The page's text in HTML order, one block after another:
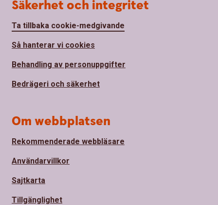
Säkerhet och integritet
Ta tillbaka cookie-medgivande
Så hanterar vi cookies
Behandling av personuppgifter
Bedrägeri och säkerhet
Om webbplatsen
Rekommenderade webbläsare
Användarvillkor
Sajtkarta
Tillgänglighet